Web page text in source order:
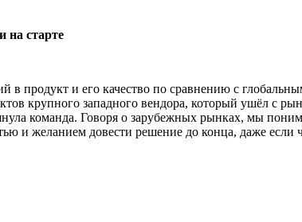
на старте
в продукт и его качество по сравнению с
крупного западного вендора, который ушёл с
команда. Говоря о зарубежных рынках, мы
и желанием довести решение до конца, даже